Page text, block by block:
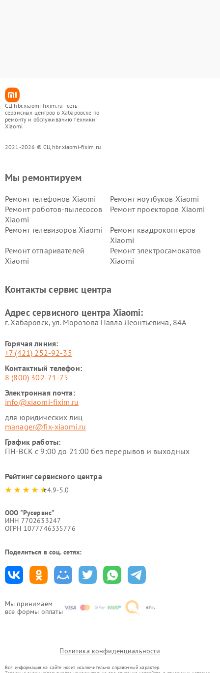
СЦ hbr.xiaomi-fixim.ru - сеть
сервисных центров в Хабаровске по
ремонту и обслуживанию техники
Xiaomi
2021-2026 © СЦ hbr.xiaomi-fixim.ru
Мы принимаем
все формы оплаты
Мы ремонтируем
Ремонт телефонов Xiaomi
Ремонт ноутбуков Xiaomi
Ремонт роботов-пылесосов
Xiaomi
Ремонт проекторов Xiaomi
Ремонт телевизоров Xiaomi
Ремонт квадрокоптеров
Xiaomi
Ремонт отпаривателей
Xiaomi
Ремонт электросамокатов
Xiaomi
Ремонт стиральных машин
Ремонт смарт-часов Xiaomi
Контакты сервис центра
Адрес сервисного центра Xiaomi:
г. Хабаровск, ул. Морозова Павла Леонтьевича, 84А
Горячая линия:
+7 (421) 252-92-35
Контактный телефон:
8 (800) 302-71-75
Электронная почта:
info@xiaomi-fixim.ru
для юридических лиц
manager@fix-xiaomi.ru
График работы:
ПН-ВСК с 9:00 до 21:00 без перерывов и выходных
Рейтинг сервисного центра
4.9-5.0
ООО "Русервис"
ИНН 7702633247
ОГРН 1077746335776
Поделиться в соц. сетях:
Политика конфиденциальности
Вся информация на сайте носит исключительно справочный характер.